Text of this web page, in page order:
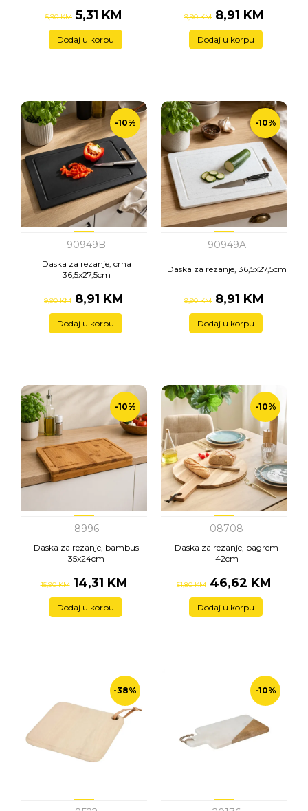
5,90 KM 5,31 KM
Dodaj u korpu
9,90 KM 8,91 KM
Dodaj u korpu
-10%
90949B
Daska za rezanje, crna
36,5x27,5cm
9,90 KM 8,91 KM
Dodaj u korpu
-10%
90949A
Daska za rezanje, 36,5x27,5cm
9,90 KM 8,91 KM
Dodaj u korpu
-10%
8996
Daska za rezanje, bambus
35x24cm
15,90 KM 14,31 KM
Dodaj u korpu
-10%
08708
Daska za rezanje, bagrem
42cm
51,80 KM 46,62 KM
Dodaj u korpu
-38% -10%